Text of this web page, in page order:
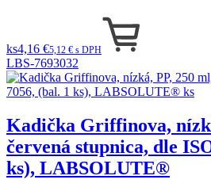
ks4,16 €5,12 € s DPH
LBS-7693032
Kadička Griffinova,
červená stupnica, dle
ks), LABSOLUTE®